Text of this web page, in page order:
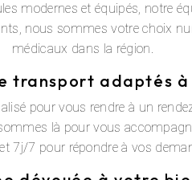
modernes et équipés, notre
nous sommes votre choix
médicaux dans la région.
transport adaptés à
pour vous rendre à un
là pour vous
7j/7 pour répondre à vos